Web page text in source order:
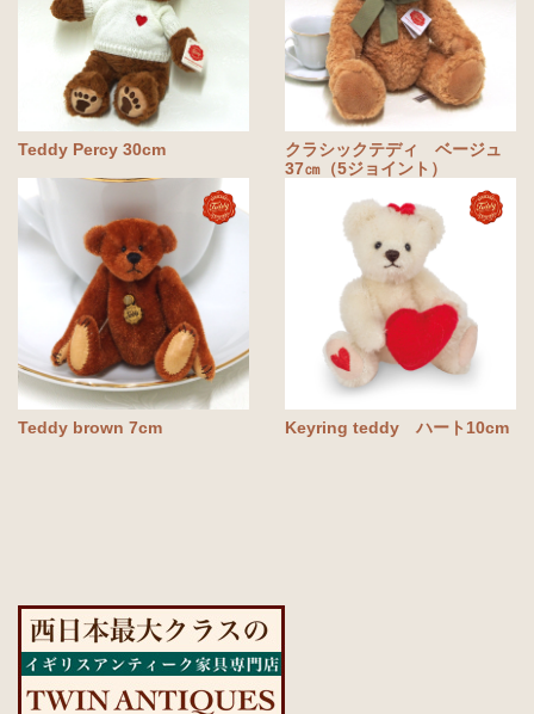
Teddy Percy 30cm
クラシックテディ ベージュ
37㎝（5ジョイント）
Teddy brown 7cm Keyring teddy ハート10cm